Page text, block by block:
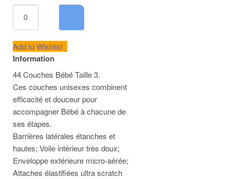
Add to Wishlist
Information
44 Couches Bébé Taille 3.
Ces couches unisexes combinent
efficacité et douceur pour
accompagner Bébé à chacune de
ses étapes.
Barrières latérales étanches et
hautes; Voile intérieur très doux;
Enveloppe extérieure micro-aérée;
Attaches élastifiées ultra scratch